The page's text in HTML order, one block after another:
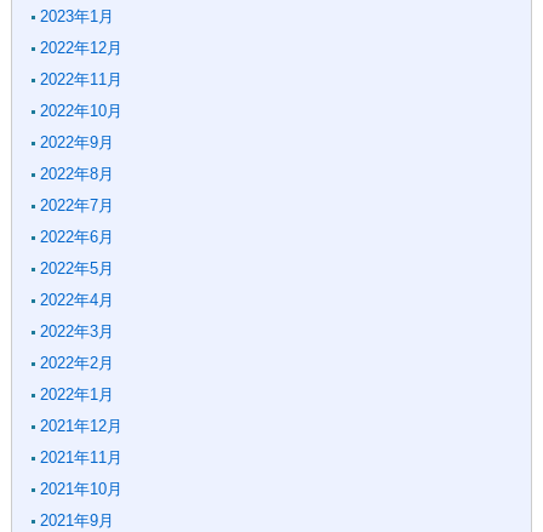
2023年1月
2022年12月
2022年11月
2022年10月
2022年9月
2022年8月
2022年7月
2022年6月
2022年5月
2022年4月
2022年3月
2022年2月
2022年1月
2021年12月
2021年11月
2021年10月
2021年9月